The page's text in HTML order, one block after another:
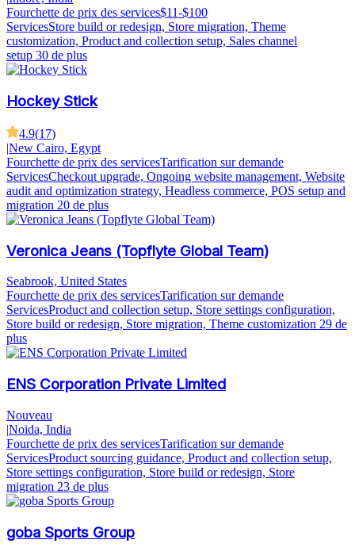
Fourchette de prix des services$11-$100
ServicesStore build or redesign, Store migration, Theme
customization, Product and collection setup, Sales channel
setup 30 de plus
Hockey Stick
4.9(17)
|New Cairo, Egypt
Fourchette de prix des servicesTarification sur demande
ServicesCheckout upgrade, Ongoing website management, Website
audit and optimization strategy, Headless commerce, POS setup and
migration 20 de plus
Veronica Jeans (Topflyte Global Team)
Seabrook, United States
Fourchette de prix des servicesTarification sur demande
ServicesProduct and collection setup, Store settings configuration,
Store build or redesign, Store migration, Theme customization 29 de
plus
ENS Corporation Private Limited
Nouveau
|Noida, India
Fourchette de prix des servicesTarification sur demande
ServicesProduct sourcing guidance, Product and collection setup,
Store settings configuration, Store build or redesign, Store
migration 23 de plus
goba Sports Group